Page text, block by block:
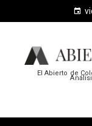
El Abierto de